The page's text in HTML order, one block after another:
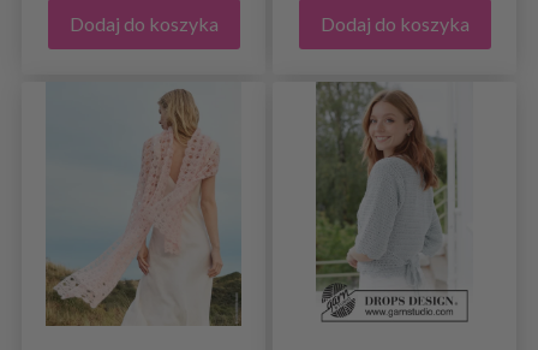
Dodaj do koszyka Dodaj do koszyka